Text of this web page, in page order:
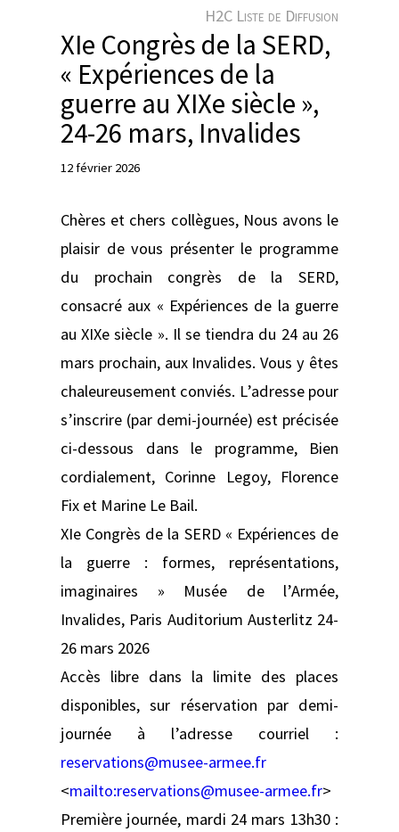
H2C Liste de Diffusion
XIe Congrès de la SERD,
« Expériences de la
guerre au XIXe siècle »,
24-26 mars, Invalides
12 février 2026
Chères et chers collègues, Nous avons le
plaisir de vous présenter le programme
du prochain congrès de la SERD,
consacré aux « Expériences de la guerre
au XIXe siècle ». Il se tiendra du 24 au 26
mars prochain, aux Invalides. Vous y êtes
chaleureusement conviés. L’adresse pour
s’inscrire (par demi-journée) est précisée
ci-dessous dans le programme, Bien
cordialement, Corinne Legoy, Florence
Fix et Marine Le Bail.
XIe Congrès de la SERD « Expériences de
la guerre : formes, représentations,
imaginaires » Musée de l’Armée,
Invalides, Paris Auditorium Austerlitz 24-
26 mars 2026
Accès libre dans la limite des places
disponibles, sur réservation par demi-
journée à l’adresse courriel :
reservations@musee-armee.fr
<mailto:reservations@musee-armee.fr>
Première journée, mardi 24 mars 13h30 :